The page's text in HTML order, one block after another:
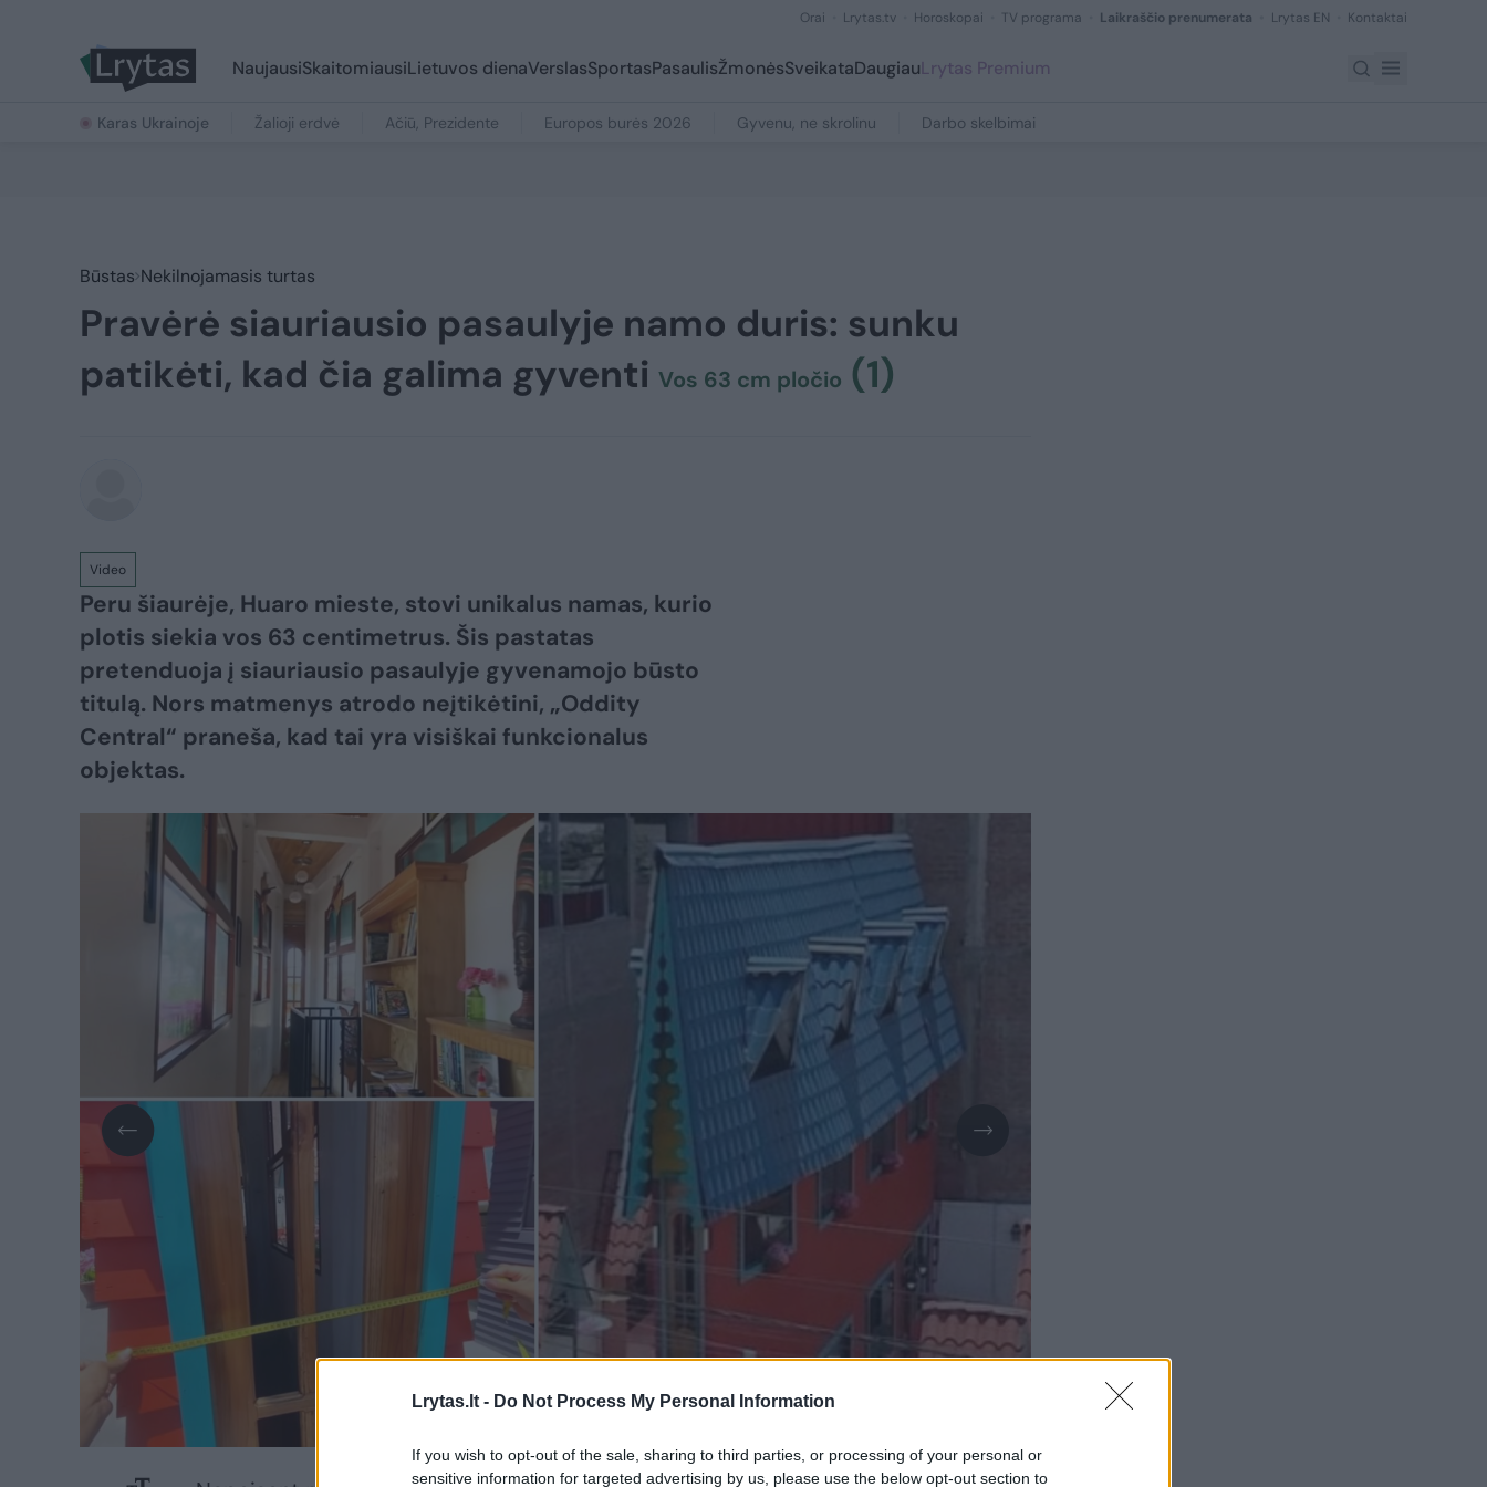
Lrytas.lt - Do Not Process My Personal Information
If you wish to opt-out of the sale, sharing to third parties, or processing of your personal or
sensitive information for targeted advertising by us, please use the below opt-out section to
Orai Lrytas.tv Horoskopai TV programa Laikraščio prenumerata Lrytas EN Kontaktai
NaujausiSkaitomiausiLietuvos dienaVerslasSportasPasaulisŽmonėsSveikataDaugiauLrytas Premium
Karas Ukrainoje Žalioji erdvė Ačiū, Prezidente Europos burės 2026 Gyvenu, ne skrolinu Darbo skelbimai
Būstas Nekilnojamasis turtas
Pravėrė siauriausio pasaulyje namo duris: sunku
patikėti, kad čia galima gyventi Vos 63 cm pločio (1)
Video
Peru šiaurėje, Huaro mieste, stovi unikalus namas, kurio
plotis siekia vos 63 centimetrus. Šis pastatas
pretenduoja į siauriausio pasaulyje gyvenamojo būsto
titulą. Nors matmenys atrodo neįtikėtini, „Oddity
Central“ praneša, kad tai yra visiškai funkcionalus
objektas.
Daugiau nuotraukų (8)